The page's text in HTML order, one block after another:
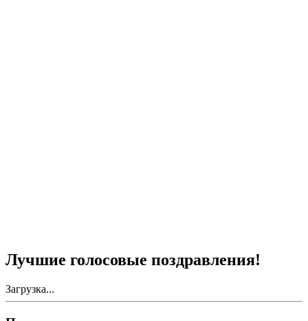
Лучшие голосовые поздравления!
Загрузка...